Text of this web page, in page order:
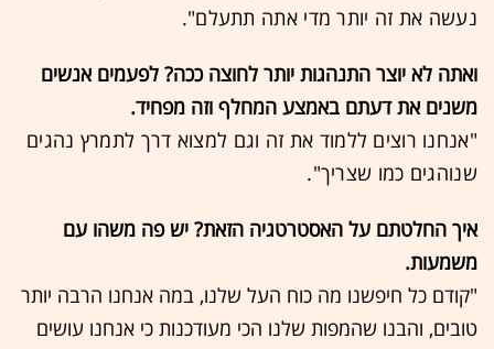
נעשה את זה יותר מדי אתה תתעלם".
ואתה לא יוצר התנהגות יותר לחוצה ככה? לפעמים אנשים
משנים את דעתם באמצע המחלף וזה מפחיד.
"אנחנו רוצים ללמוד את זה וגם למצוא דרך לתמרץ נהגים
שנוהגים כמו שצריך".
איך החלטתם על האסטרטגיה הזאת? יש פה משהו עם
משמעות.
"קודם כל חיפשנו מה כוח העל שלנו, במה אנחנו הרבה יותר
טובים, והבנו שהמפות שלנו הכי מעודכנות כי אנחנו עושים